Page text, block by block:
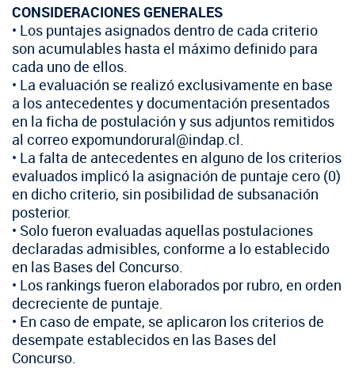
Indicadores de Gestión
Trabaje en INDAP
Crédito Corto Plazo
Ver todos los Programas
Concursos de Fomento
Biobío
Seminarios
Biblioteca
Contacto de Prensa
Suscríbase a nuestras noticias
Videos
Podcast
Fotografía
Biblioteca
CONSIDERACIONES GENERALES
• Los puntajes asignados dentro de cada criterio
son acumulables hasta el máximo definido para
cada uno de ellos.
• La evaluación se realizó exclusivamente en base
a los antecedentes y documentación presentados
en la ficha de postulación y sus adjuntos remitidos
al correo expomundorural@indap.cl.
• La falta de antecedentes en alguno de los criterios
evaluados implicó la asignación de puntaje cero (0)
en dicho criterio, sin posibilidad de subsanación
posterior.
• Solo fueron evaluadas aquellas postulaciones
declaradas admisibles, conforme a lo establecido
en las Bases del Concurso.
• Los rankings fueron elaborados por rubro, en orden
decreciente de puntaje.
• En caso de empate, se aplicaron los criterios de
desempate establecidos en las Bases del
Concurso.